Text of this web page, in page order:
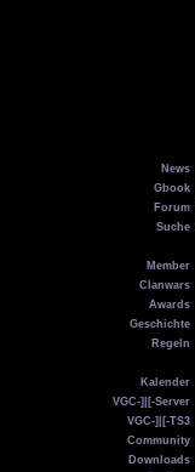
News
Gbook
Forum
Suche
Member
Clanwars
Awards
Geschichte
Regeln
Kalender
VGC-]|[-Server
VGC-]|[-TS3
Community
Downloads